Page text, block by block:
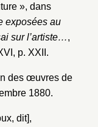
», dans
exposées au
sur l’artiste…,
p. XXII.
des œuvres de
1880.
dit],